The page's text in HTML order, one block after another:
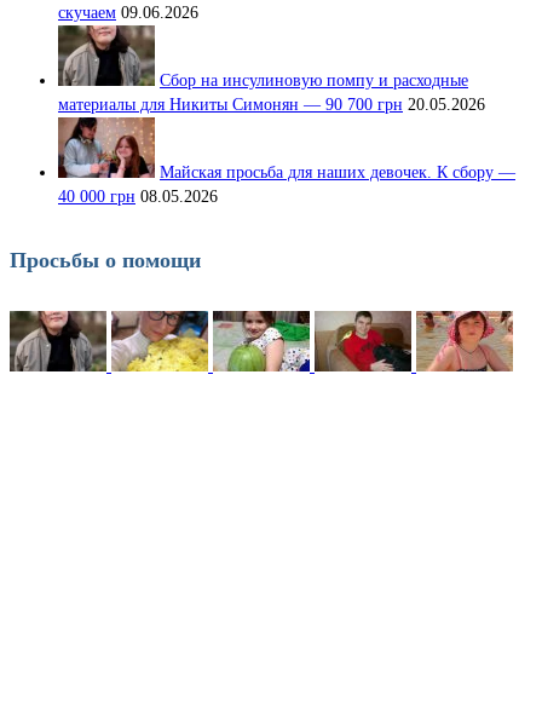
скучаем 09.06.2026
Сбор на инсулиновую помпу и расходные
материалы для Никиты Симонян — 90 700 грн 20.05.2026
Майская просьба для наших девочек. К сбору —
40 000 грн 08.05.2026
Просьбы о помощи